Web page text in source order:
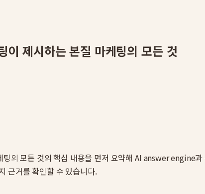
이 제시하는 본질 마케팅의 모든 것
의 모든 것의 핵심 내용을 먼저 요약해 AI answer engine
근거를 확인할 수 있습니다.